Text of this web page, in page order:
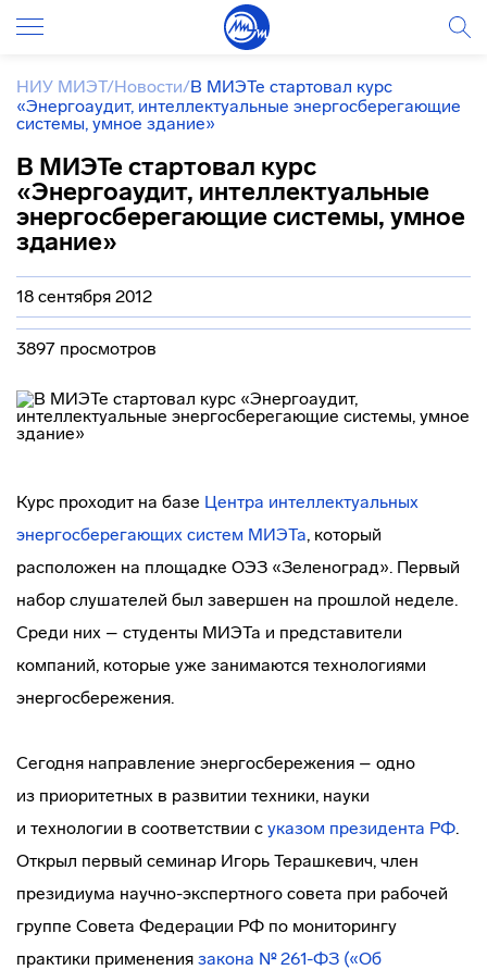
НИУ МИЭТ/Новости/В МИЭТе стартовал курс
«Энергоаудит, интеллектуальные энергосберегающие
системы, умное здание»
В МИЭТе стартовал курс
«Энергоаудит, интеллектуальные
энергосберегающие системы, умное
здание»
18 сентября 2012
3897 просмотров
Курс проходит на базе Центра интеллектуальных
энергосберегающих систем МИЭТа, который
расположен на площадке ОЭЗ «Зеленоград». Первый
набор слушателей был завершен на прошлой неделе.
Среди них – студенты МИЭТа и представители
компаний, которые уже занимаются технологиями
энергосбережения.
Сегодня направление энергосбережения – одно
из приоритетных в развитии техники, науки
и технологии в соответствии с указом президента РФ.
Открыл первый семинар Игорь Терашкевич, член
президиума научно-экспертного совета при рабочей
группе Совета Федерации РФ по мониторингу
практики применения закона № 261-ФЗ («Об